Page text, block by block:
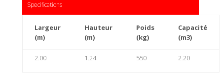
Specifications
Largeur
(m)
Hauteur
(m)
Poids
(kg)
Capacité
(m3)
2.00 1.24 550 2.20